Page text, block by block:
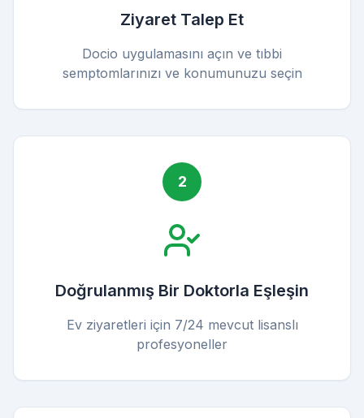
Ziyaret Talep Et
Docio uygulamasını açın ve tıbbi
semptomlarınızı ve konumunuzu seçin
2
Doğrulanmış Bir Doktorla Eşleşin
Ev ziyaretleri için 7/24 mevcut lisanslı
profesyoneller